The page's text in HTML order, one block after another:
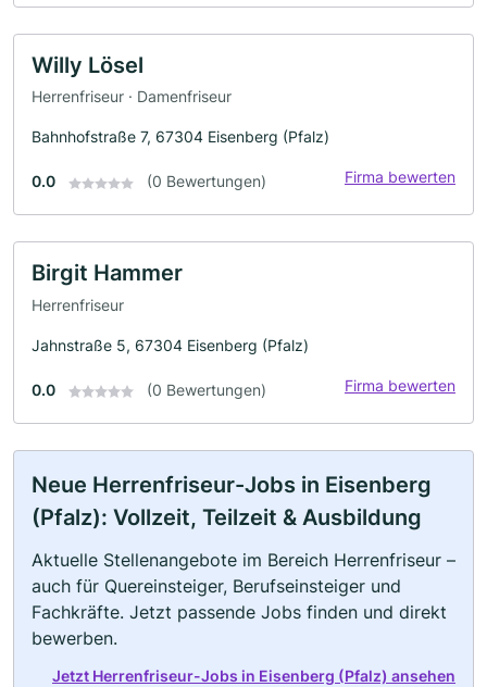
Willy Lösel
Herrenfriseur · Damenfriseur
Bahnhofstraße 7, 67304 Eisenberg (Pfalz)
0.0 (0 Bewertungen) Firma bewerten
Birgit Hammer
Herrenfriseur
Jahnstraße 5, 67304 Eisenberg (Pfalz)
0.0 (0 Bewertungen) Firma bewerten
Neue Herrenfriseur-Jobs in Eisenberg
(Pfalz): Vollzeit, Teilzeit & Ausbildung
Aktuelle Stellenangebote im Bereich Herrenfriseur –
auch für Quereinsteiger, Berufseinsteiger und
Fachkräfte. Jetzt passende Jobs finden und direkt
bewerben.
Jetzt Herrenfriseur-Jobs in Eisenberg (Pfalz) ansehen